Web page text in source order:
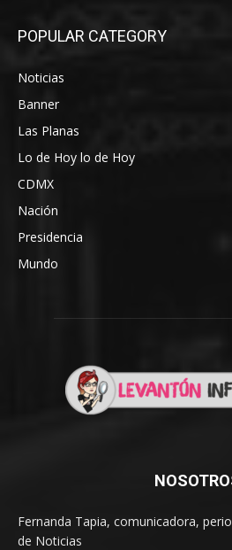
POPULAR CATEGORY
Noticias
Banner
Las Planas
Lo de Hoy lo de Hoy
CDMX
Nación
Presidencia
Mundo
Fernanda Tapia, comunicadora,
de Noticias